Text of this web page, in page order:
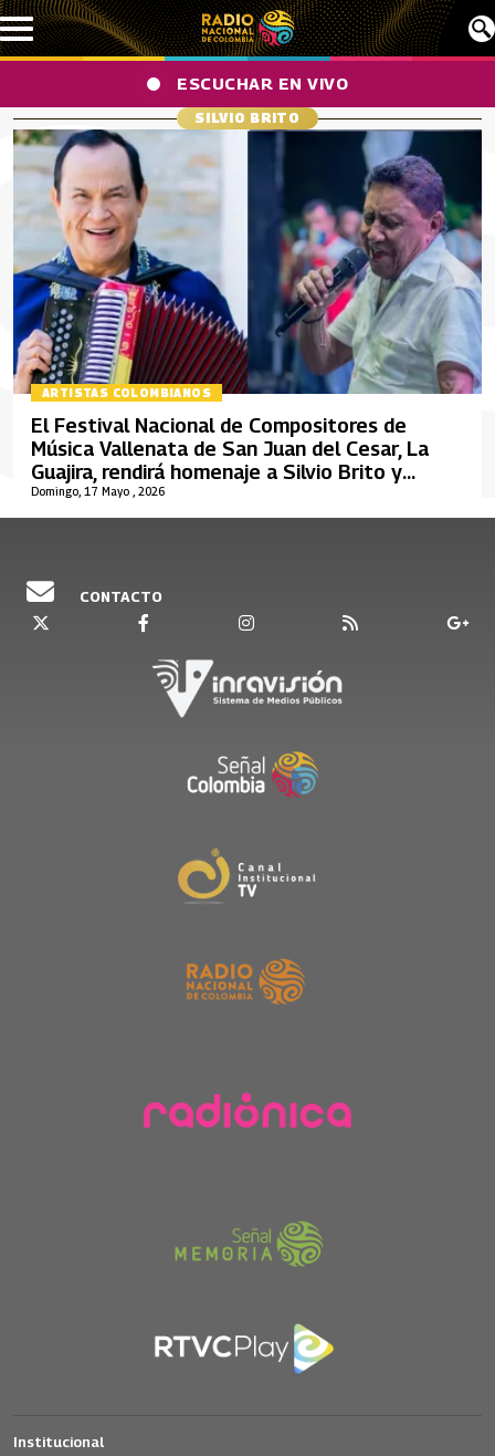
Pasar al contenido principal
ESCUCHAR EN VIVO
SILVIO BRITO
ARTISTAS COLOMBIANOS
Domingo, 17 Mayo , 2026
El Festival Nacional de Compositores de
Música Vallenata de San Juan del Cesar, La
Guajira, rendirá homenaje a Silvio Brito y
Alfredo Gutiérrez
CONTACTO
Institucional